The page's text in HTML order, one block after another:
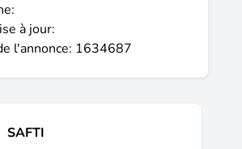
à jour:
l'annonce: 1634687
SAFTI